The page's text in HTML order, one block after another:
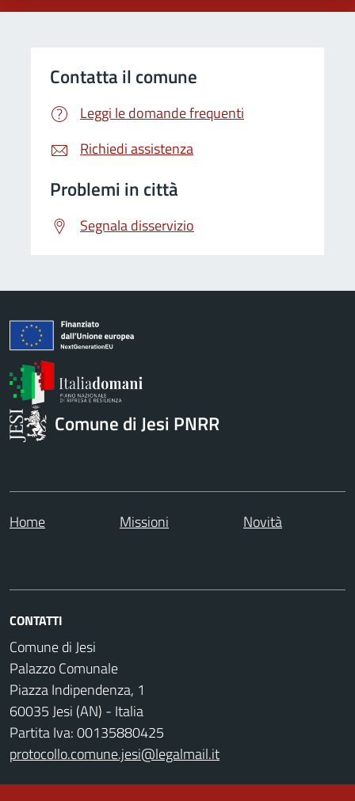
Contatta il comune
Leggi le domande frequenti
Richiedi assistenza
Problemi in città
Segnala disservizio
Comune di Jesi PNRR
Home Missioni Novità
CONTATTI
Comune di Jesi
Palazzo Comunale
Piazza Indipendenza, 1
60035 Jesi (AN) - Italia
Partita Iva: 00135880425
protocollo.comune.jesi@legalmail.it